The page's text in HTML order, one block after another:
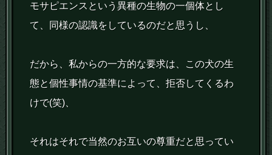
モサピエンスという異種の生物の一個体とし
て、同様の認識をしているのだと思うし、
だから、私からの一方的な要求は、この犬の生
態と個性事情の基準によって、拒否してくるわ
けで(笑)、
それはそれで当然のお互いの尊重だと思ってい